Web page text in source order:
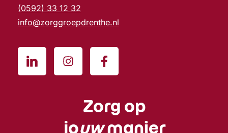
(0592) 33 12 32
info@zorggroepdrenthe.nl
Zorg op
jouwmanier